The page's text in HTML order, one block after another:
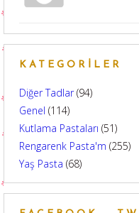
KATEGORILER
Diğer Tadlar(94)
Genel (114)
Kutlama Pastaları (51)
Rengarenk Pasta'm (255)
Yaş Pasta (68)